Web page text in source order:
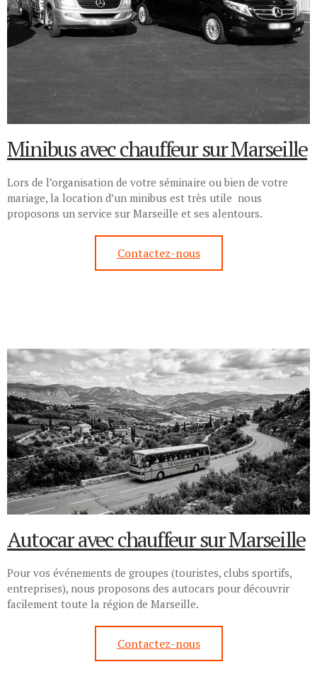
Minibus avec chauffeur sur Marseille
Lors de l’organisation de votre séminaire ou bien de votre
mariage, la location d’un minibus est très utile nous
proposons un service sur Marseille et ses alentours.
Contactez-nous
Autocar avec chauffeur sur Marseille
Pour vos événements de groupes (touristes, clubs sportifs,
entreprises), nous proposons des autocars pour découvrir
facilement toute la région de Marseille.
Contactez-nous